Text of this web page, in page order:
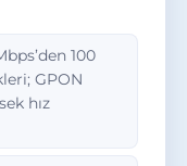
100
GPON
hız